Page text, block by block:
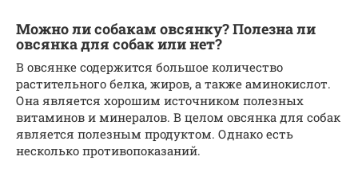
Можно ли собакам овсянку? Полезна ли
овсянка для собак или нет?
В овсянке содержится большое количество
растительного белка, жиров, а также аминокислот.
Она является хорошим источником полезных
витаминов и минералов. В целом овсянка для собак
является полезным продуктом. Однако есть
несколько противопоказаний.